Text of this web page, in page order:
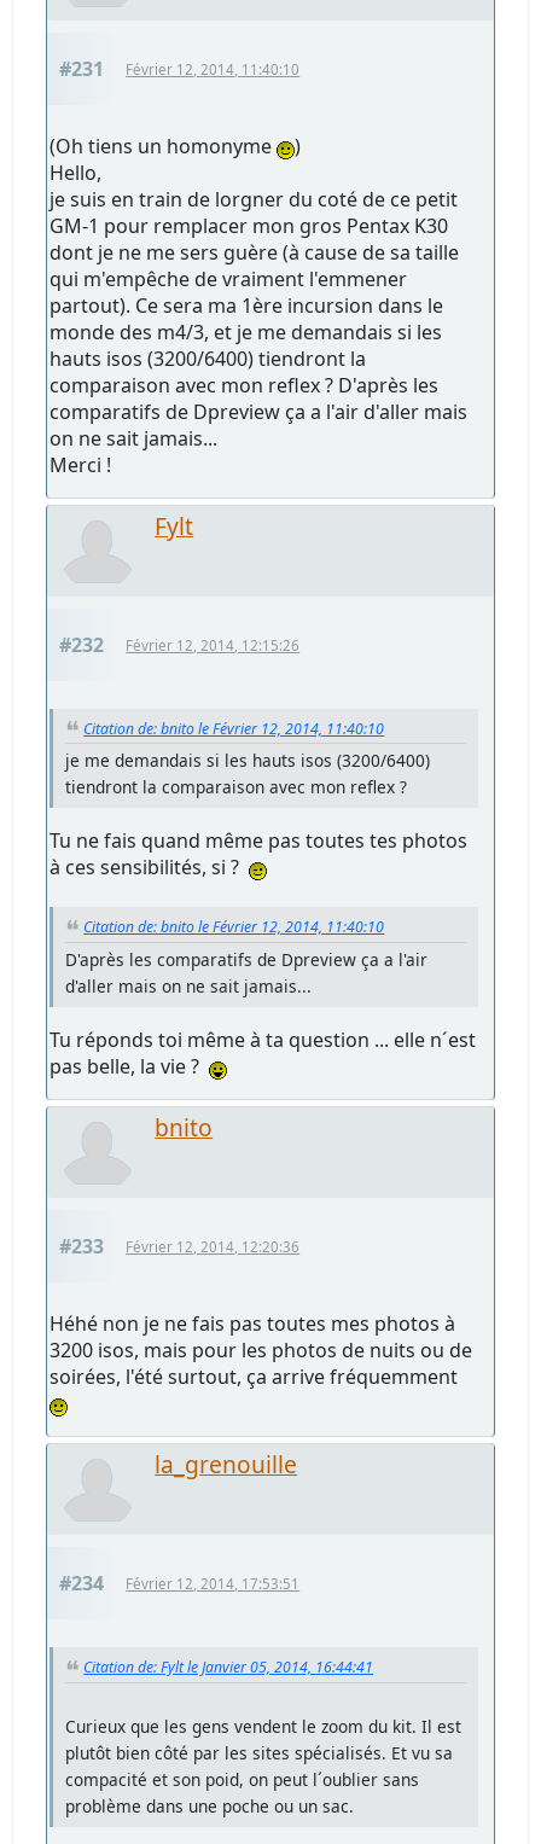
#231 Février 12, 2014, 11:40:10
(Oh tiens un homonyme
)
Hello,
je suis en train de lorgner du coté de ce petit
GM-1 pour remplacer mon gros Pentax K30
dont je ne me sers guère (à cause de sa taille
qui m'empêche de vraiment l'emmener
partout). Ce sera ma 1ère incursion dans le
monde des m4/3, et je me demandais si les
hauts isos (3200/6400) tiendront la
comparaison avec mon reflex ? D'après les
comparatifs de Dpreview ça a l'air d'aller mais
on ne sait jamais...
Merci !
Fylt
#232 Février 12, 2014, 12:15:26
Citation de: bnito le Février 12, 2014, 11:40:10
je me demandais si les hauts isos (3200/6400)
tiendront la comparaison avec mon reflex ?
Tu ne fais quand même pas toutes tes photos
à ces sensibilités, si ?
Citation de: bnito le Février 12, 2014, 11:40:10
D'après les comparatifs de Dpreview ça a l'air
d'aller mais on ne sait jamais...
Tu réponds toi même à ta question ... elle n´est
pas belle, la vie ?
bnito
#233 Février 12, 2014, 12:20:36
Héhé non je ne fais pas toutes mes photos à
3200 isos, mais pour les photos de nuits ou de
soirées, l'été surtout, ça arrive fréquemment
la_grenouille
#234 Février 12, 2014, 17:53:51
Citation de: Fylt le Janvier 05, 2014, 16:44:41
Curieux que les gens vendent le zoom du kit. Il est
plutôt bien côté par les sites spécialisés. Et vu sa
compacité et son poid, on peut l´oublier sans
problème dans une poche ou un sac.